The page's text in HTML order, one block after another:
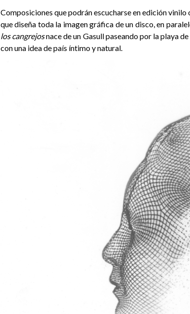
Composiciones que podrán escucharse en edición
que diseña toda la imagen gráfica de un disco, en
los cangrejosnace de un Gasull paseando por la playa
con una idea de país íntimo y natural.